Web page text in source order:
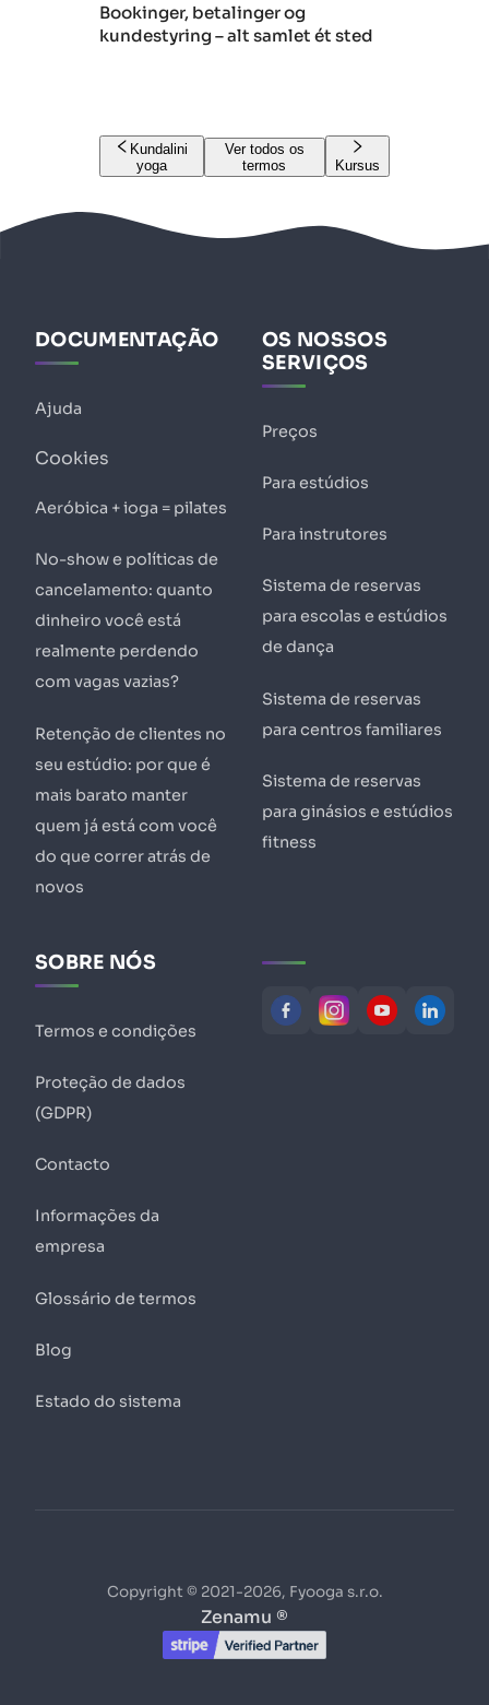
Bookinger, betalinger og
kundestyring – alt samlet ét sted
Kundalini
yoga
Ver todos os
termos
Kursus
DOCUMENTAÇÃO
Ajuda
Cookies
Aeróbica + ioga = pilates
No-show e políticas de
cancelamento: quanto
dinheiro você está
realmente perdendo
com vagas vazias?
Retenção de clientes no
seu estúdio: por que é
mais barato manter
quem já está com você
do que correr atrás de
novos
OS NOSSOS
SERVIÇOS
Preços
Para estúdios
Para instrutores
Sistema de reservas
para escolas e estúdios
de dança
Sistema de reservas
para centros familiares
Sistema de reservas
para ginásios e estúdios
fitness
SOBRE NÓS
Termos e condições
Proteção de dados
(GDPR)
Contacto
Informações da
empresa
Glossário de termos
Blog
Estado do sistema
Copyright © 2021-2026, Fyooga s.r.o.
Zenamu ®